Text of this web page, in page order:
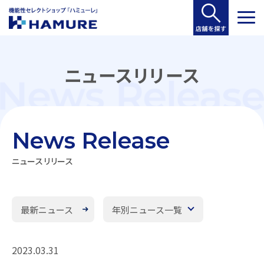
ニュースリリース
ニュースリリース
News Release
最新ニュース 年別ニュース一覧
2023.03.31